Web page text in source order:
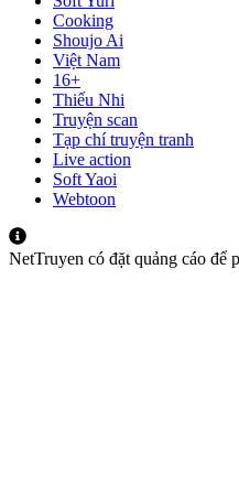
Cooking
Shoujo Ai
Việt Nam
16+
Thiếu Nhi
Truyện scan
Tạp chí truyện tranh
Live action
Soft Yaoi
Webtoon
NetTruyen có đặt quảng cáo